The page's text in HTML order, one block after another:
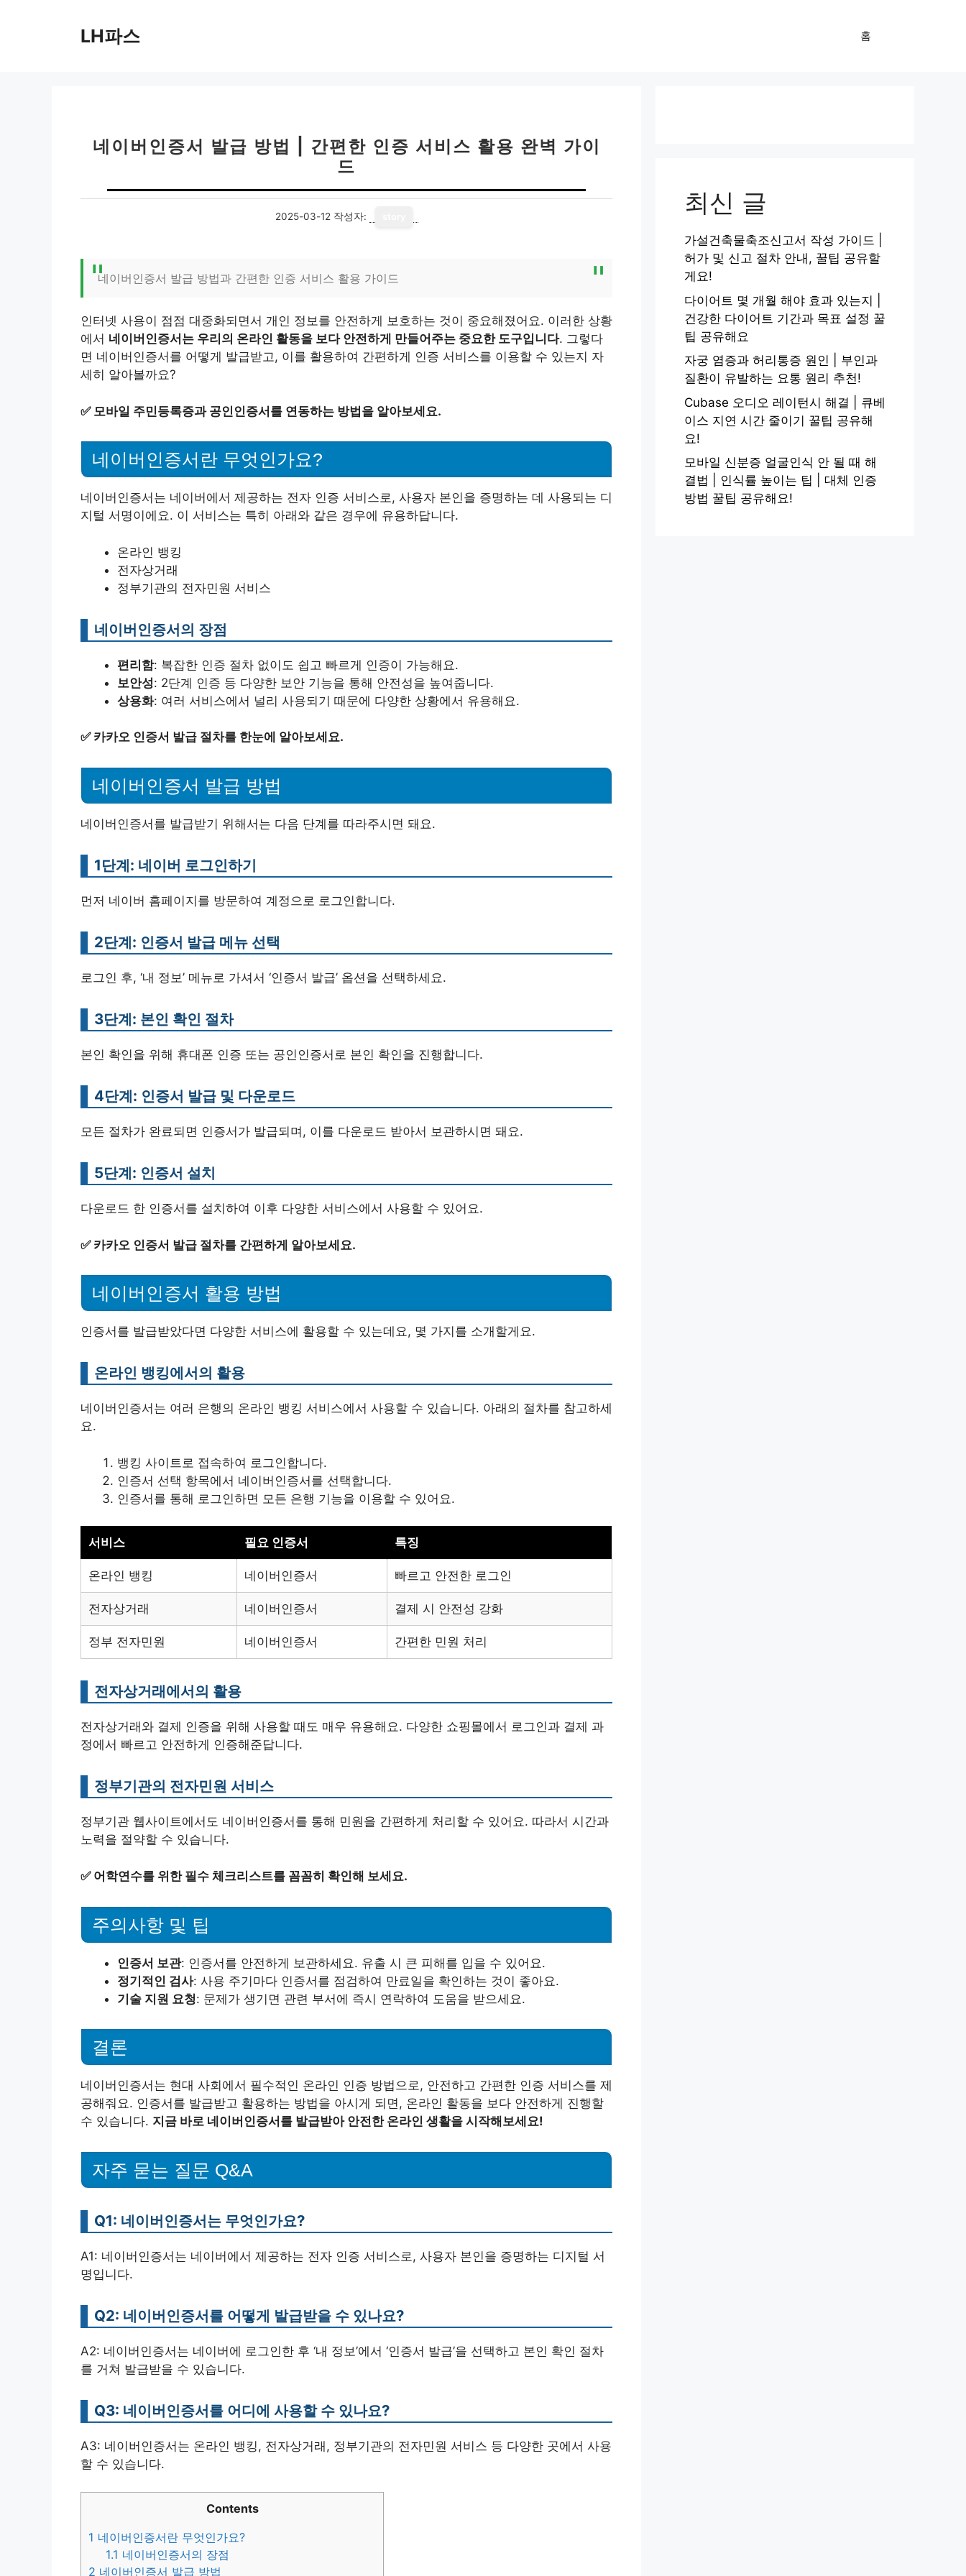
LH파스 홈
네이버인증서 발급 방법 | 간편한 인증 서비스 활용 완벽 가이
드
2025-03-12 작성자:
네이버인증서 발급 방법과 간편한 인증 서비스 활용 가이드
인터넷 사용이 점점 대중화되면서 개인 정보를 안전하게 보호하는 것이 중요해졌어요. 이러한 상황
에서 네이버인증서는 우리의 온라인 활동을 보다 안전하게 만들어주는 중요한 도구입니다. 그렇다
면 네이버인증서를 어떻게 발급받고, 이를 활용하여 간편하게 인증 서비스를 이용할 수 있는지 자
세히 알아볼까요?
✅ 모바일 주민등록증과 공인인증서를 연동하는 방법을 알아보세요.
네이버인증서란 무엇인가요?
네이버인증서는 네이버에서 제공하는 전자 인증 서비스로, 사용자 본인을 증명하는 데 사용되는 디
지털 서명이에요. 이 서비스는 특히 아래와 같은 경우에 유용하답니다.
온라인 뱅킹
전자상거래
정부기관의 전자민원 서비스
네이버인증서의 장점
편리함: 복잡한 인증 절차 없이도 쉽고 빠르게 인증이 가능해요.
보안성: 2단계 인증 등 다양한 보안 기능을 통해 안전성을 높여줍니다.
상용화: 여러 서비스에서 널리 사용되기 때문에 다양한 상황에서 유용해요.
✅ 카카오 인증서 발급 절차를 한눈에 알아보세요.
네이버인증서 발급 방법
네이버인증서를 발급받기 위해서는 다음 단계를 따라주시면 돼요.
1단계: 네이버 로그인하기
먼저 네이버 홈페이지를 방문하여 계정으로 로그인합니다.
2단계: 인증서 발급 메뉴 선택
로그인 후, ‘내 정보’ 메뉴로 가셔서 ‘인증서 발급’ 옵션을 선택하세요.
3단계: 본인 확인 절차
본인 확인을 위해 휴대폰 인증 또는 공인인증서로 본인 확인을 진행합니다.
4단계: 인증서 발급 및 다운로드
모든 절차가 완료되면 인증서가 발급되며, 이를 다운로드 받아서 보관하시면 돼요.
5단계: 인증서 설치
다운로드 한 인증서를 설치하여 이후 다양한 서비스에서 사용할 수 있어요.
✅ 카카오 인증서 발급 절차를 간편하게 알아보세요.
네이버인증서 활용 방법
인증서를 발급받았다면 다양한 서비스에 활용할 수 있는데요, 몇 가지를 소개할게요.
온라인 뱅킹에서의 활용
네이버인증서는 여러 은행의 온라인 뱅킹 서비스에서 사용할 수 있습니다. 아래의 절차를 참고하세
요.
뱅킹 사이트로 접속하여 로그인합니다.
인증서 선택 항목에서 네이버인증서를 선택합니다.
인증서를 통해 로그인하면 모든 은행 기능을 이용할 수 있어요.
서비스 필요 인증서 특징
온라인 뱅킹 네이버인증서 빠르고 안전한 로그인
전자상거래 네이버인증서 결제 시 안전성 강화
정부 전자민원 네이버인증서 간편한 민원 처리
전자상거래에서의 활용
전자상거래와 결제 인증을 위해 사용할 때도 매우 유용해요. 다양한 쇼핑몰에서 로그인과 결제 과
정에서 빠르고 안전하게 인증해준답니다.
정부기관의 전자민원 서비스
정부기관 웹사이트에서도 네이버인증서를 통해 민원을 간편하게 처리할 수 있어요. 따라서 시간과
노력을 절약할 수 있습니다.
✅ 어학연수를 위한 필수 체크리스트를 꼼꼼히 확인해 보세요.
주의사항 및 팁
인증서 보관: 인증서를 안전하게 보관하세요. 유출 시 큰 피해를 입을 수 있어요.
정기적인 검사: 사용 주기마다 인증서를 점검하여 만료일을 확인하는 것이 좋아요.
기술 지원 요청: 문제가 생기면 관련 부서에 즉시 연락하여 도움을 받으세요.
결론
네이버인증서는 현대 사회에서 필수적인 온라인 인증 방법으로, 안전하고 간편한 인증 서비스를 제
공해줘요. 인증서를 발급받고 활용하는 방법을 아시게 되면, 온라인 활동을 보다 안전하게 진행할
수 있습니다. 지금 바로 네이버인증서를 발급받아 안전한 온라인 생활을 시작해보세요!
자주 묻는 질문 Q&A
Q1: 네이버인증서는 무엇인가요?
A1: 네이버인증서는 네이버에서 제공하는 전자 인증 서비스로, 사용자 본인을 증명하는 디지털 서
명입니다.
Q2: 네이버인증서를 어떻게 발급받을 수 있나요?
A2: 네이버인증서는 네이버에 로그인한 후 ‘내 정보’에서 ‘인증서 발급’을 선택하고 본인 확인 절차
를 거쳐 발급받을 수 있습니다.
Q3: 네이버인증서를 어디에 사용할 수 있나요?
A3: 네이버인증서는 온라인 뱅킹, 전자상거래, 정부기관의 전자민원 서비스 등 다양한 곳에서 사용
할 수 있습니다.
Contents
1 네이버인증서란 무엇인가요?
1.1 네이버인증서의 장점
2 네이버인증서 발급 방법
최신 글
가설건축물축조신고서 작성 가이드 |
허가 및 신고 절차 안내, 꿀팁 공유할
게요!
다이어트 몇 개월 해야 효과 있는지 |
건강한 다이어트 기간과 목표 설정 꿀
팁 공유해요
자궁 염증과 허리통증 원인 | 부인과
질환이 유발하는 요통 원리 추천!
Cubase 오디오 레이턴시 해결 | 큐베
이스 지연 시간 줄이기 꿀팁 공유해
요!
모바일 신분증 얼굴인식 안 될 때 해
결법 | 인식률 높이는 팁 | 대체 인증
방법 꿀팁 공유해요!